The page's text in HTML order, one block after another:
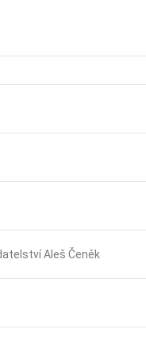
Aleš Čeněk